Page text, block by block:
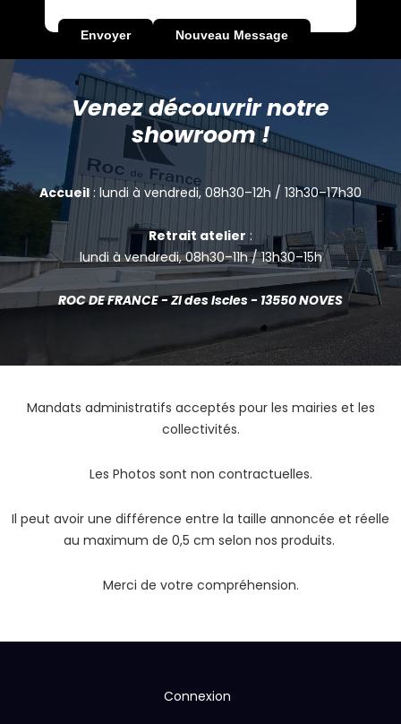
Venez découvrir notre
showroom !
Accueil : lundi à vendredi, 08h30–12h / 13h30–17h30
Retrait atelier :
lundi à vendredi, 08h30–11h / 13h30–15h
ROC DE FRANCE - ZI des Iscles - 13550 NOVES
Mandats administratifs acceptés pour les mairies et les
collectivités.
Les Photos sont non contractuelles.
Il peut avoir une différence entre la taille annoncée et réelle
au maximum de 0,5 cm selon nos produits.
Merci de votre compréhension.
Connexion